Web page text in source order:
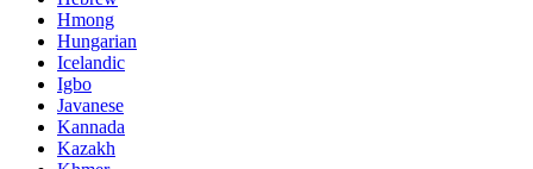
Hmong
Hungarian
Icelandic
Igbo
Javanese
Kannada
Kazakh